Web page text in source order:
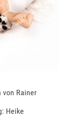
von Rainer
Heike